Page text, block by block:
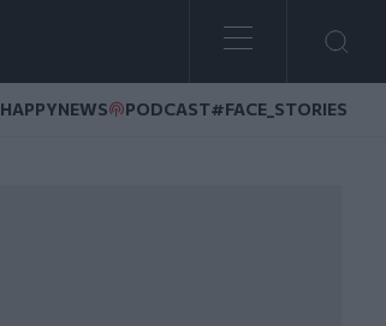
HAPPYNEWS PODCAST#FACE_STORIES